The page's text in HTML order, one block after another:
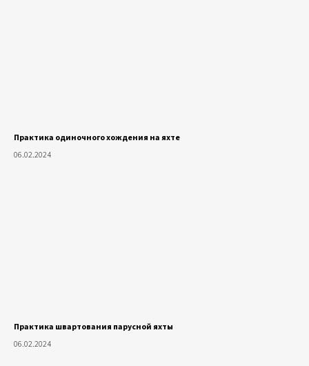
Практика одиночного хождения на яхте
06.02.2024
Практика швартования парусной яхты
06.02.2024